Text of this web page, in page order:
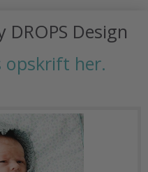
Design
opskrift her.